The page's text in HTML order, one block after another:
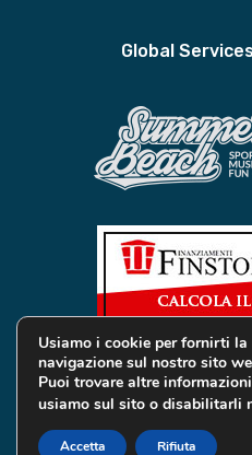
Global
© 2019 Global Services
Privacy e Cookie
Usiamo i cookie per fornirti
navigazione sul nostro sito
Puoi trovare altre
usiamo sul sito o disabilitarli
Accetta Rifiuta